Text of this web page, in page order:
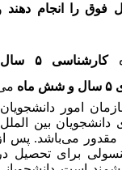
را انجام دهندو
کارشناسی ۵ سال
،
می­‌
امور دانشجویان،
بین­ الملل،
تا پایان شهریور ماه ۱۴۰۳ مقدور می­‌باشد. پس از
برای تحصیل در